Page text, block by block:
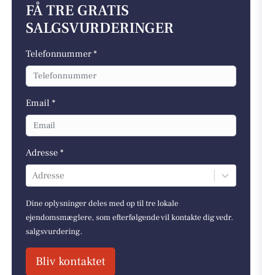
FÅ TRE GRATIS
SALGSVURDERINGER
Telefonnummer *
Email *
Adresse *
Adresse
Dine oplysninger deles med op til tre lokale
ejendomsmæglere, som efterfølgende vil kontakte dig vedr.
salgsvurdering.
Bliv kontaktet